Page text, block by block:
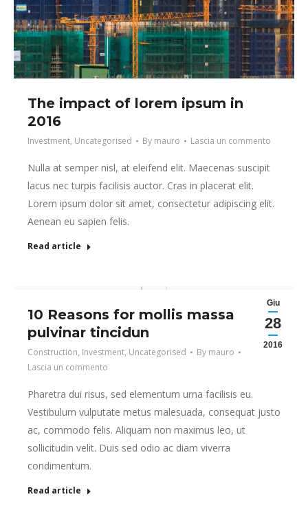
The impact of lorem ipsum in
2016
Investment, Uncategorised By mauro Lascia un commento
Nulla at semper nisl, at eleifend elit. Maecenas suscipit
lacus nec turpis facilisis auctor. Cras in placerat elit.
Lorem ipsum dolor sit amet, consectetur adipiscing elit.
Aenean eu sapien felis.
Read article
Giu
28
2016
10 Reasons for mollis massa
pulvinar tincidun
Construction, Investment, Uncategorised By mauro
Lascia un commento
Pharetra dui risus, sed elementum urna facilisis eu.
Vestibulum vulputate metus malesuada, consequat justo
ac, commodo felis. Aliquam non maximus leo, ut
sollicitudin velit. Duis sed odio ac diam viverra
condimentum.
Read article